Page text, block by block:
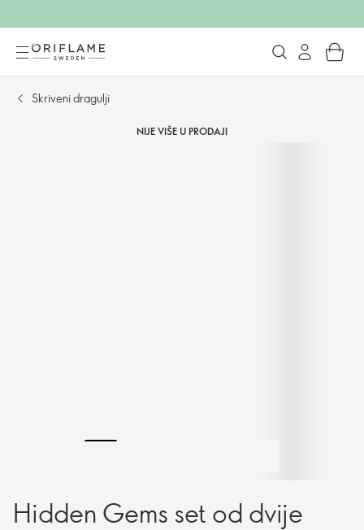
Skriveni dragulji
NIJE VIŠE U PRODAJI
Hidden Gems set od dvije